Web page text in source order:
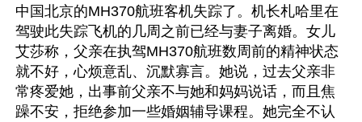
中国北京的MH370航班客机失踪了。机长札哈里在
驾驶此失踪飞机的几周之前已经与妻子离婚。女儿
艾莎称，父亲在执驾MH370航班数周前的精神状态
就不好，心烦意乱、沉默寡言。她说，过去父亲非
常疼爱她，出事前父亲不与她和妈妈说话，而且焦
躁不安，拒绝参加一些婚姻辅导课程。她完全不认